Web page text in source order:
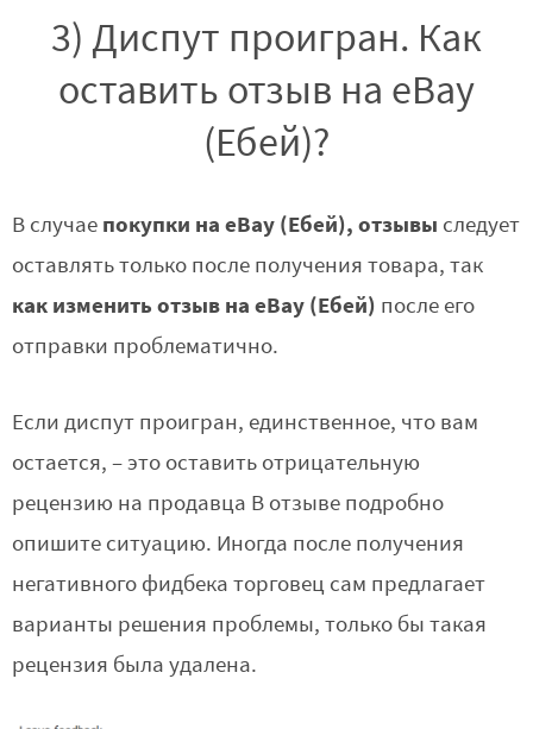
3) Диспут проигран. Как
оставить отзыв на eBay
(Ебей)?
В случае покупки на eBay (Ебей), отзывы следует
оставлять только после получения товара, так
как изменить отзыв на eBay (Ебей) после его
отправки проблематично.
Если диспут проигран, единственное, что вам
остается, – это оставить отрицательную
рецензию на продавца В отзыве подробно
опишите ситуацию. Иногда после получения
негативного фидбека торговец сам предлагает
варианты решения проблемы, только бы такая
рецензия была удалена.